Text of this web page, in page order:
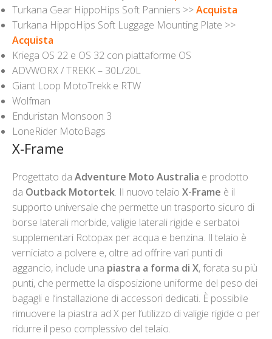
Turkana Gear HippoHips Soft Panniers >>Acquista
Turkana HippoHips Soft Luggage Mounting Plate >>
Acquista
Kriega OS 22 e OS 32 con piattaforme OS
ADVWORX / TREKK – 30L/20L
Giant Loop MotoTrekk e RTW
Wolfman
Enduristan Monsoon 3
LoneRider MotoBags
X-Frame
Progettato da Adventure Moto Australia e prodotto
da Outback Motortek. Il nuovo telaio X-Frame è il
supporto universale che permette un trasporto sicuro di
borse laterali morbide, valigie laterali rigide e serbatoi
supplementari Rotopax per acqua e benzina. Il telaio è
verniciato a polvere e, oltre ad offrire vari punti di
aggancio, include una piastra a forma di X, forata su più
punti, che permette la disposizione uniforme del peso dei
bagagli e l’installazione di accessori dedicati. È possibile
rimuovere la piastra ad X per l’utilizzo di valigie rigide o per
ridurre il peso complessivo del telaio.